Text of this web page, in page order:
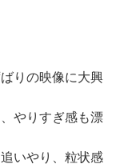
りの映像に大興
やりすぎ感も漂
いやり、粒状感